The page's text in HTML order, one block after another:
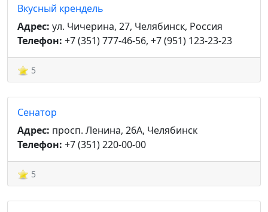
Вкусный крендель
Адрес: ул. Чичерина, 27, Челябинск, Россия
Телефон: +7 (351) 777-46-56, +7 (951) 123-23-23
5
Сенатор
Адрес: просп. Ленина, 26А, Челябинск
Телефон: +7 (351) 220-00-00
5